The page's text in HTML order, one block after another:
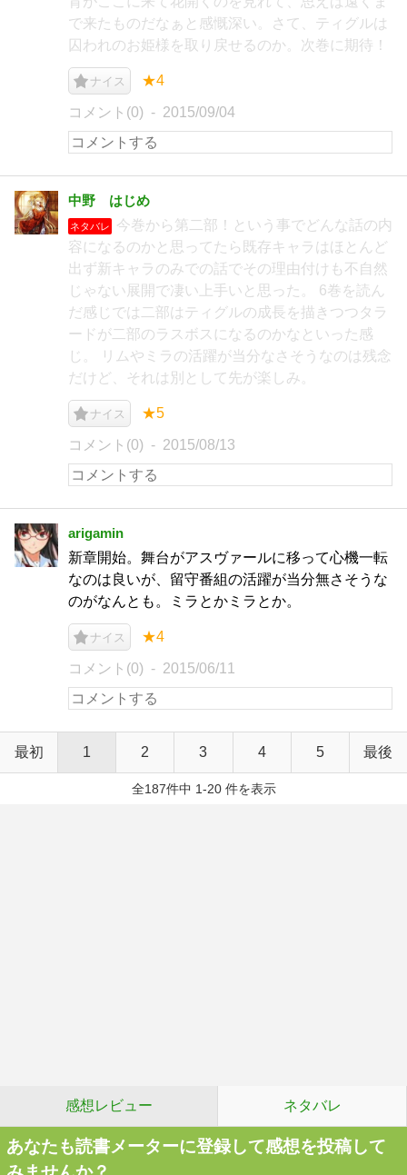
で来たものだなぁと感慨深い。さて、ティグルは
囚われのお姫様を取り戻せるのか。次巻に期待！
ナイス ★4
コメント(0) 2015/09/04
中野 はじめ
ネタバレ
今巻から第二部！という事でどんな話の内
容になるのかと思ってたら既存キャラはほとんど
出ず新キャラのみでの話でその理由付けも不自然
じゃない展開で凄い上手いと思った。 6巻を読ん
だ感じでは二部はティグルの成長を描きつつタラ
ードが二部のラスボスになるのかなといった感
じ。 リムやミラの活躍が当分なさそうなのは残念
だけど、それは別として先が楽しみ。
ナイス ★5
コメント(0) 2015/08/13
arigamin
新章開始。舞台がアスヴァールに移って心機一転
なのは良いが、留守番組の活躍が当分無さそうな
のがなんとも。ミラとかミラとか。
ナイス ★4
コメント(0) 2015/06/11
最初 1 2 3 4 5 最後
全187件中 1-20 件を表示
感想レビュー ネタバレ
あなたも読書メーターに登録して感想を投稿して